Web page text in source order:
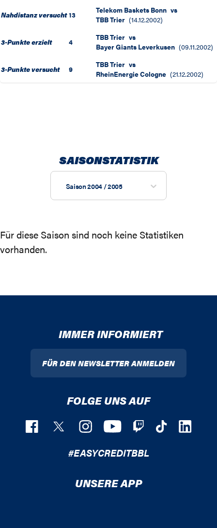
Nahdistanz versucht 13 Telekom Baskets Bonn vs
TBB Trier (14.12.2002)
3-Punkte erzielt 4 TBB Trier vs
Bayer Giants Leverkusen (09.11.2002)
3-Punkte versucht 9 TBB Trier vs
RheinEnergie Cologne (21.12.2002)
SAISONSTATISTIK
Saison 2004 / 2005
Für diese Saison sind noch keine Statistiken
vorhanden.
IMMER INFORMIERT
FÜR DEN NEWSLETTER ANMELDEN
FOLGE UNS AUF
#EASYCREDITBBL
UNSERE APP